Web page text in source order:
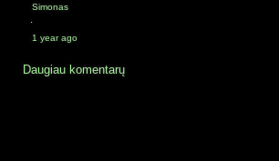
Simonas
·
1 year ago
Daugiau komentarų